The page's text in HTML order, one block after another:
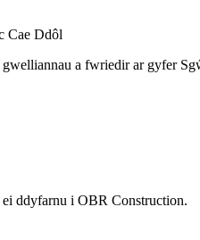
Cae Ddôl
a fwriedir ar gyfer
ddyfarnu i OBR Construction.